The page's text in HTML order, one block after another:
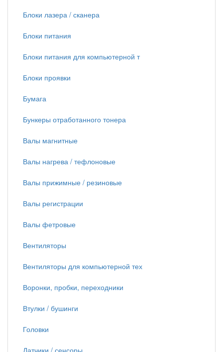
Блоки лазера / сканера
Блоки питания
Блоки питания для компьютерной т
Блоки проявки
Бумага
Бункеры отработанного тонера
Валы магнитные
Валы нагрева / тефлоновые
Валы прижимные / резиновые
Валы регистрации
Валы фетровые
Вентиляторы
Вентиляторы для компьютерной тех
Воронки, пробки, переходники
Втулки / бушинги
Головки
Датчики / сенсоры